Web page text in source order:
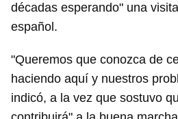
décadas esperando" una
español.
"Queremos que conozca de
haciendo aquí y nuestros
indicó, a la vez que sostuvo